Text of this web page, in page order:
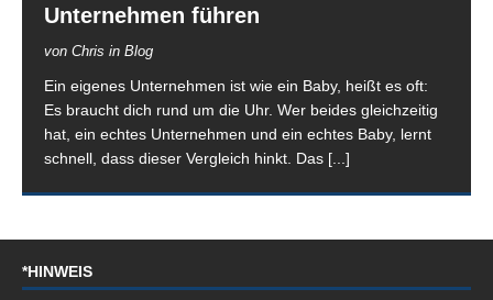
Unternehmen führen
von Chris in Blog
Ein eigenes Unternehmen ist wie ein Baby, heißt es oft:
Es braucht dich rund um die Uhr. Wer beides gleichzeitig
hat, ein echtes Unternehmen und ein echtes Baby, lernt
schnell, dass dieser Vergleich hinkt. Das [...]
*HINWEIS